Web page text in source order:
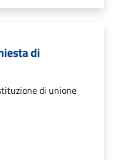
di
di unione